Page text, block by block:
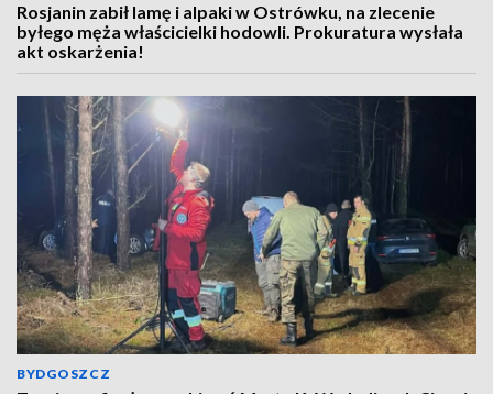
Rosjanin zabił lamę i alpaki w Ostrówku, na zlecenie
byłego męża właścicielki hodowli. Prokuratura wysłała
akt oskarżenia!
BYDGOSZCZ